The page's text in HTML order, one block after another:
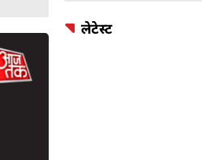
लेटेस्ट